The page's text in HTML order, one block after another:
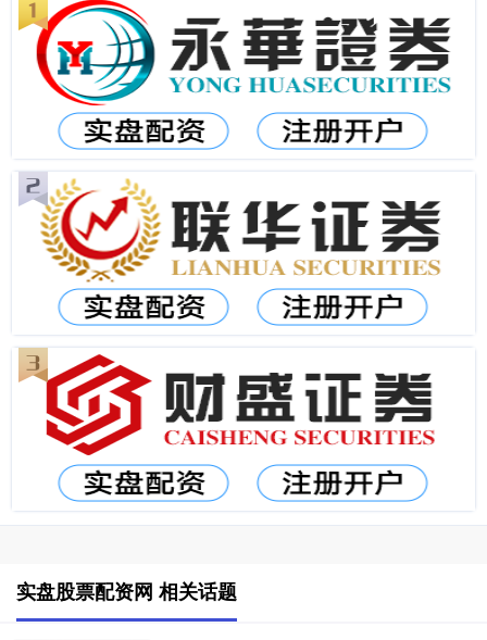
实盘股票配资网 相关话题